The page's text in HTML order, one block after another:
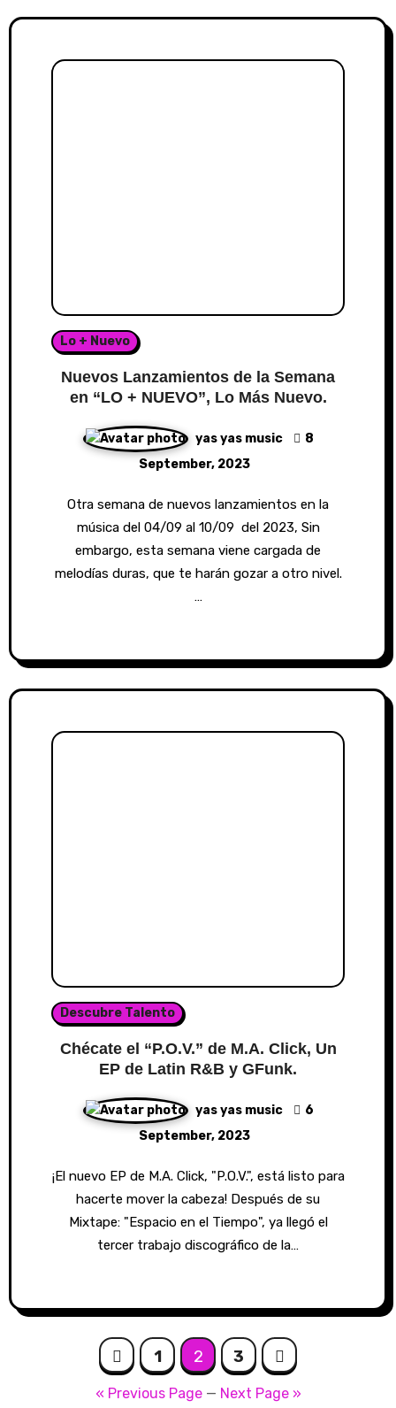
Lo + Nuevo
Nuevos Lanzamientos de la Semana
en “LO + NUEVO”, Lo Más Nuevo.
yas yas music
8
September, 2023
Otra semana de nuevos lanzamientos en la
música del 04/09 al 10/09 del 2023, Sin
embargo, esta semana viene cargada de
melodías duras, que te harán gozar a otro nivel.
…
Descubre Talento
Chécate el “P.O.V.” de M.A. Click, Un
EP de Latin R&B y GFunk.
yas yas music
6
September, 2023
¡El nuevo EP de M.A. Click, "P.O.V.", está listo para
hacerte mover la cabeza! Después de su
Mixtape: "Espacio en el Tiempo", ya llegó el
tercer trabajo discográfico de la…
navigation
1 2 3
« Previous Page— Next Page »